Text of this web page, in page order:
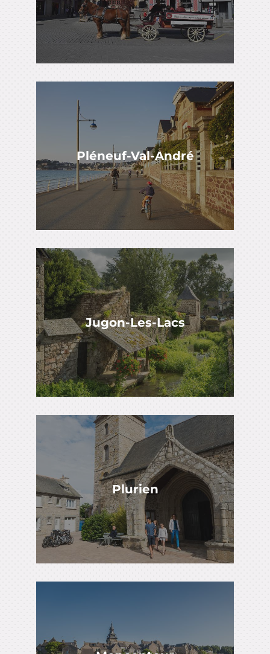
Pléneuf-Val-André
Jugon-Les-Lacs
Plurien